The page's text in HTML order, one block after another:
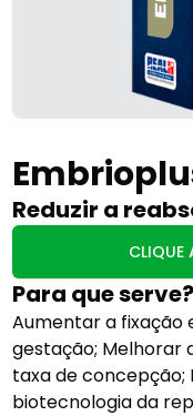
Reduzir a
CLIQUE
Para que serve?
Aumentar a fixação
gestação; Melhorar
taxa de concepção;
biotecnologia da